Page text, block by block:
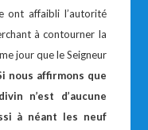
ont affaibli l’autorité
à contourner la
jour que le Seigneur
nous affirmons que
n’est d’aucune
à néant les neuf